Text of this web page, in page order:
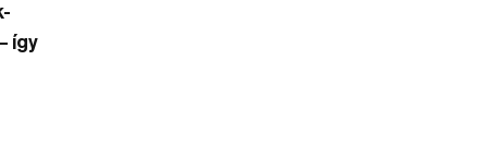
így